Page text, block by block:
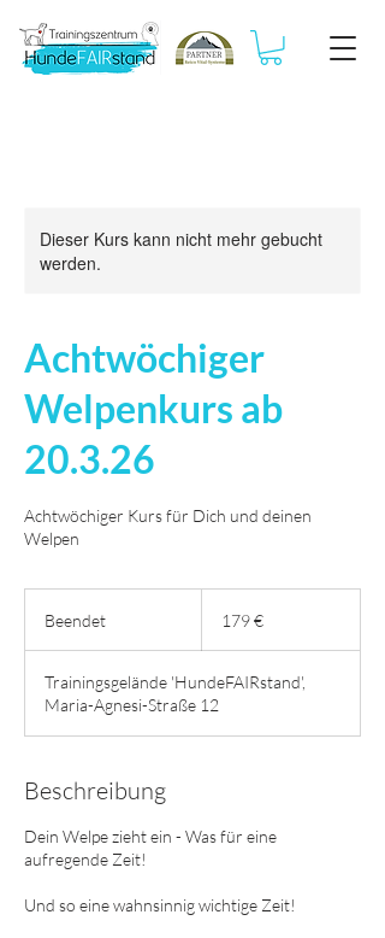
Dieser Kurs kann nicht mehr gebucht
werden.
Achtwöchiger
Welpenkurs ab
20.3.26
Achtwöchiger Kurs für Dich und deinen
Welpen
Beendet
n
d
e
179 €
Trainingsgelände 'HundeFAIRstand',
Maria-Agnesi-Straße 12
Beschreibung
Dein Welpe zieht ein - Was für eine
aufregende Zeit!
Und so eine wahnsinnig wichtige Zeit!